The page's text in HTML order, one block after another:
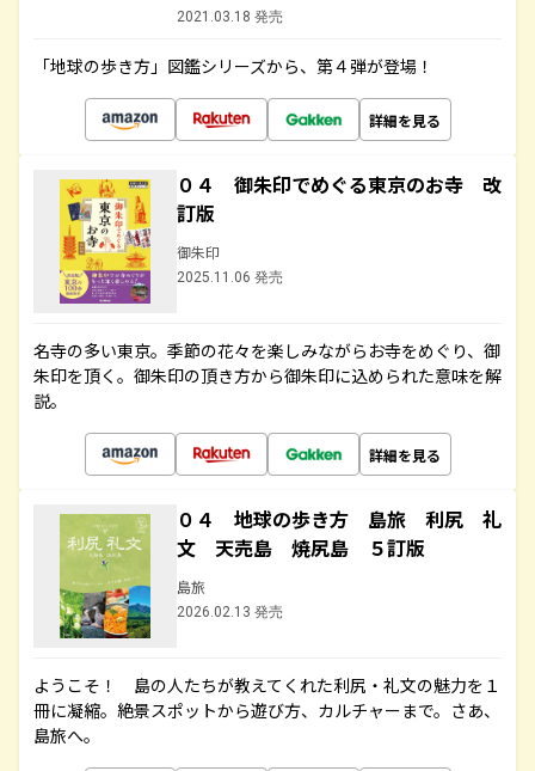
2021.03.18 発売
「地球の歩き方」図鑑シリーズから、第４弾が登場！
詳細を見る
０４ 御朱印でめぐる東京のお寺 改
訂版
御朱印
2025.11.06 発売
名寺の多い東京。季節の花々を楽しみながらお寺をめぐり、御
朱印を頂く。御朱印の頂き方から御朱印に込められた意味を解
説。
詳細を見る
０４ 地球の歩き方 島旅 利尻 礼
文 天売島 焼尻島 ５訂版
島旅
2026.02.13 発売
ようこそ！ 島の人たちが教えてくれた利尻・礼文の魅力を１
冊に凝縮。絶景スポットから遊び方、カルチャーまで。さあ、
島旅へ。